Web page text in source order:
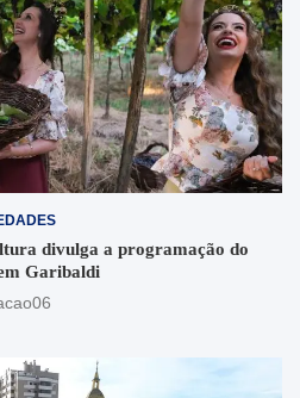
divulga a programação do
Garibaldi